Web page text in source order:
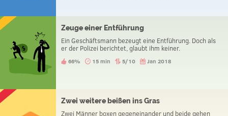
Zeuge einer Entführung
Ein Geschäftsmann bezeugt eine Entführung. Doch als
er der Polizei berichtet, glaubt ihm keiner.
66% 15 min 5/10 Jan 2018
Zwei weitere beißen ins Gras
Zwei Männer boxen gegeneinander und beide gehen